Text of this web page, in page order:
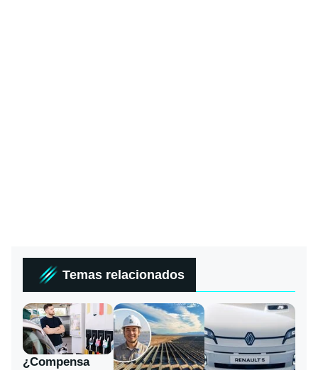
Temas relacionados
¿Compensa